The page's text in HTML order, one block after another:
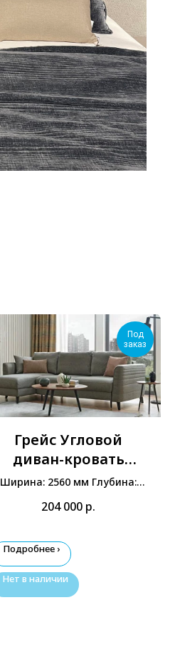
Под
заказ
Грейс Угловой
диван-кровать
(Большой)
Ширина: 2560 мм Глубина:
204 000 р.
Подробнее ›
Нет в наличии